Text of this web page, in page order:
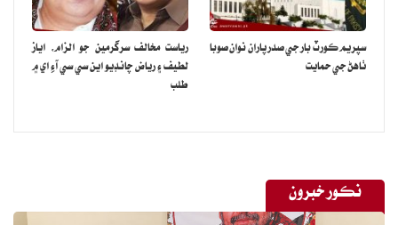
سپريم ڪورٽ بار جي صدر پاران نوان صوبا
ٺاهڻ جي حمايت
رياست مخالف سرگرمين جو الزام، اياز
لطيف ۽ رياض چانڊيو اين سي سي آءِ اي ۾
طلب
نڪور خبرون